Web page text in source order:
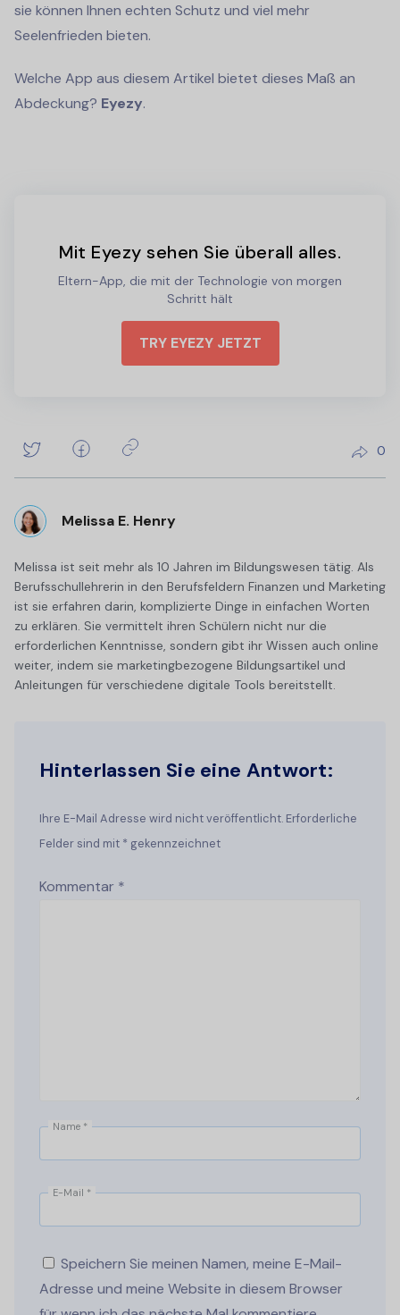
sie können Ihnen echten Schutz und viel mehr
Seelenfrieden bieten.
Welche App aus diesem Artikel bietet dieses Maß an
Abdeckung? Eyezy.
Mit Eyezy sehen Sie überall alles.
Eltern-App, die mit der Technologie von morgen
Schritt hält
TRY EYEZY JETZT
0
Melissa E. Henry
Melissa ist seit mehr als 10 Jahren im Bildungswesen tätig. Als
Berufsschullehrerin in den Berufsfeldern Finanzen und Marketing
ist sie erfahren darin, komplizierte Dinge in einfachen Worten
zu erklären. Sie vermittelt ihren Schülern nicht nur die
erforderlichen Kenntnisse, sondern gibt ihr Wissen auch online
weiter, indem sie marketingbezogene Bildungsartikel und
Anleitungen für verschiedene digitale Tools bereitstellt.
Hinterlassen Sie eine Antwort:
Ihre E-Mail Adresse wird nicht veröffentlicht. Erforderliche
Felder sind mit * gekennzeichnet
Kommentar *
Name *
E-Mail *
Speichern Sie meinen Namen, meine E-Mail-
Adresse und meine Website in diesem Browser